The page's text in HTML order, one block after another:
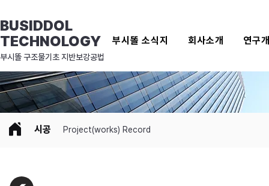
BUSIDDOL
TECHNOLOGY
부시똘 소식지 회사소개 연구
​부시똘 구조물기초 지반보강공법
시공 Project(works) Record